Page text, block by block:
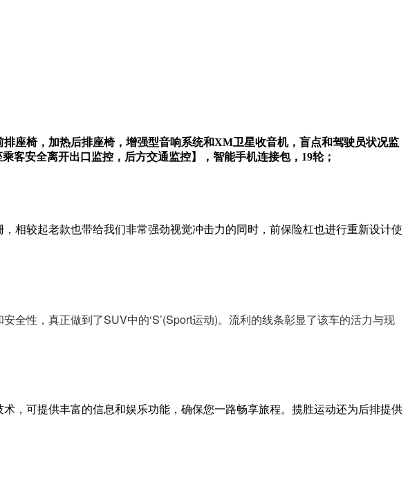
座椅，加热后排座椅，增强型音响系统和XM卫星收音机，盲点和驾驶员状况监
客安全离开出口监控，后方交通监控】，智能手机连接包，19轮；
相较起老款也带给我们非常强劲视觉冲击力的同时，前保险杠也进行重新设计使
性，真正做到了SUV中的‘S’(Sport运动)。流利的线条彰显了该车的活力与现
，可提供丰富的信息和娱乐功能，确保您一路畅享旅程。揽胜运动还为后排提供